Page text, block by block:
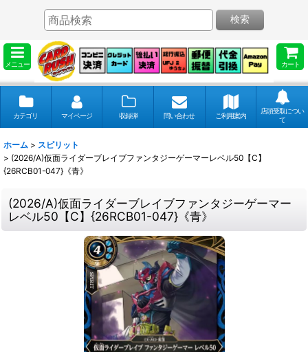
メニュー カート
検索
カテゴリ マイページ 収録弾 問い合わせ ご利用案内
店頭受取につい
て
ホーム > スピリット
> (2026/A)仮面ライダーブレイブファンタジーゲーマーレベル50【C】
{26RCB01-047}《青》
(2026/A)仮面ライダーブレイブファンタジーゲーマー
レベル50【C】{26RCB01-047}《青》